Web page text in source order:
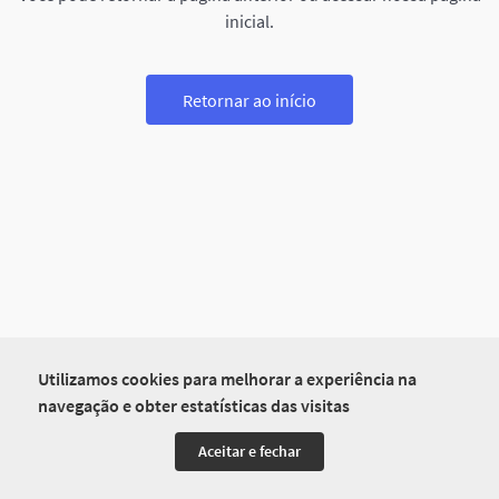
Utilizamos cookies para melhorar a experiência na
navegação e obter estatísticas das visitas
Aceitar e fechar
inicial.
Retornar ao início